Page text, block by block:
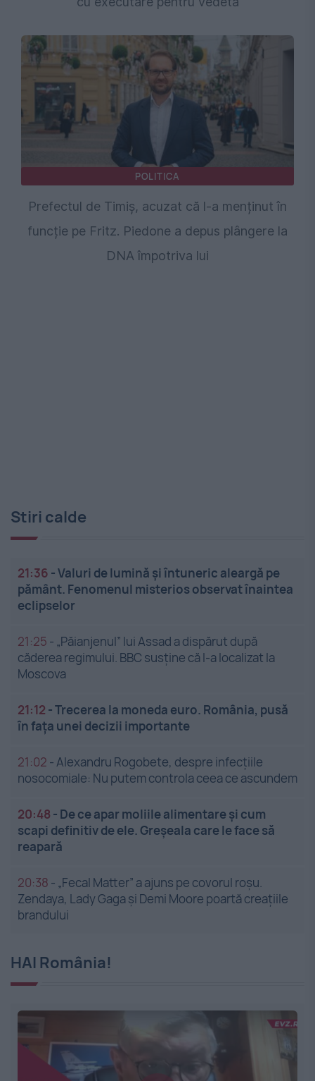
POLITICA
Prefectul de Timiș, acuzat că l-a menținut în
funcție pe Fritz. Piedone a depus plângere la
DNA împotriva lui
Stiri calde
21:36 -Valuri de lumină și întuneric aleargă pe
pământ. Fenomenul misterios observat înaintea
eclipselor
21:25 - „Păianjenul” lui Assad a dispărut după
căderea regimului. BBC susține că l-a localizat la
Moscova
21:12 -Trecerea la moneda euro. România, pusă
în fața unei decizii importante
21:02 -Alexandru Rogobete, despre infecțiile
nosocomiale: Nu putem controla ceea ce ascundem
20:48 - De ce apar moliile alimentare și cum
scapi definitiv de ele. Greșeala care le face să
reapară
20:38 - „Fecal Matter” a ajuns pe covorul roșu.
Zendaya, Lady Gaga și Demi Moore poartă creațiile
brandului
HAI România!